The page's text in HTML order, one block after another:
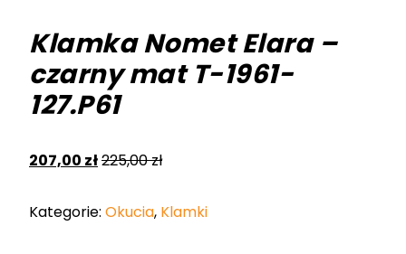
Klamka Nomet Elara –
czarny mat T-1961-
127.P61
207,00 zł225,00zł
Kategorie: Okucia, Klamki